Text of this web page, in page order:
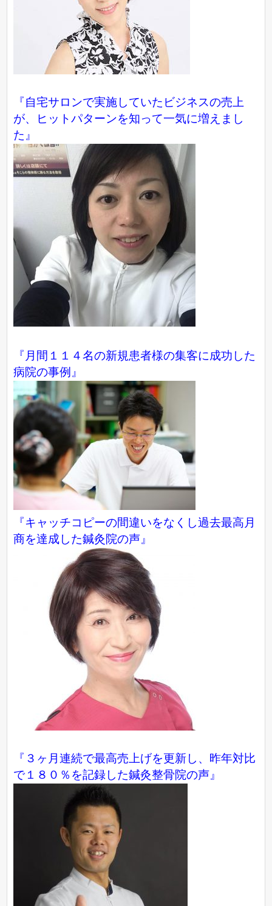
『自宅サロンで実施していたビジネスの売上
が、ヒットパターンを知って一気に増えまし
た』
『月間１１４名の新規患者様の集客に成功した
病院の事例』
『キャッチコピーの間違いをなくし過去最高月
商を達成した鍼灸院の声』
『３ヶ月連続で最高売上げを更新し、昨年対比
で１８０％を記録した鍼灸整骨院の声』